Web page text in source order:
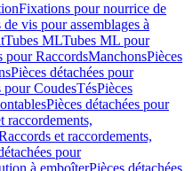
Fixations pour nourrice de
de vis pour assemblages à
Tubes MLTubes ML pour
pour RaccordsManchonsPièces
Pièces détachées pour
pour CoudesTésPièces
Pièces détachées pour
raccordements,
et raccordements,
pour
à emboîterPièces détachées